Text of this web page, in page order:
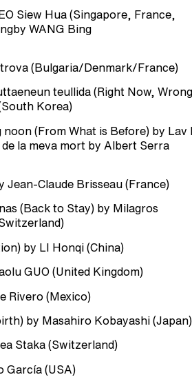
Siew Hua (Singapore, France,
WANG Bing
(Bulgaria/Denmark/France)
teullida (Right Now,
Korea)
noon (From What is Before) by Lav
la meva mort by Albert Serra
Jean-Claude Brisseau (France)
(Back to Stay) by Milagros
by LI Honqi (China)
GUO (United Kingdom)
Rivero (Mexico)
by Masahiro Kobayashi (Japan)
Staka (Switzerland)
García (USA)